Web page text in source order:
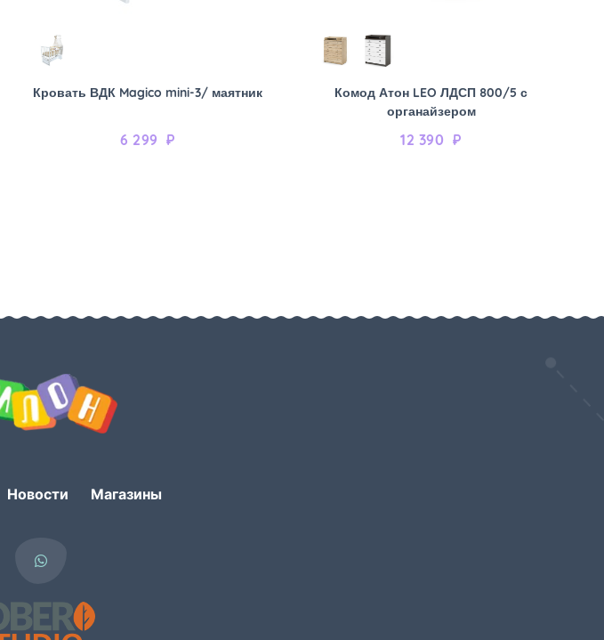
Кровать ВДК Magico mini-3/ маятник
6 299 ₽
Комод Атон LEO ЛДСП 800/5 с
органайзером
12 390 ₽
Новости Магазины